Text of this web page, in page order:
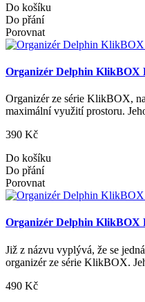
Do košíku
Do přání
Porovnat
Organizér Delphin
Organizér ze série KlikBOX,
maximální využití prostoru.
390 Kč
Do košíku
Do přání
Porovnat
Organizér Delphin
Již z názvu vyplývá, že se
organizér ze série KlikBOX.
490 Kč